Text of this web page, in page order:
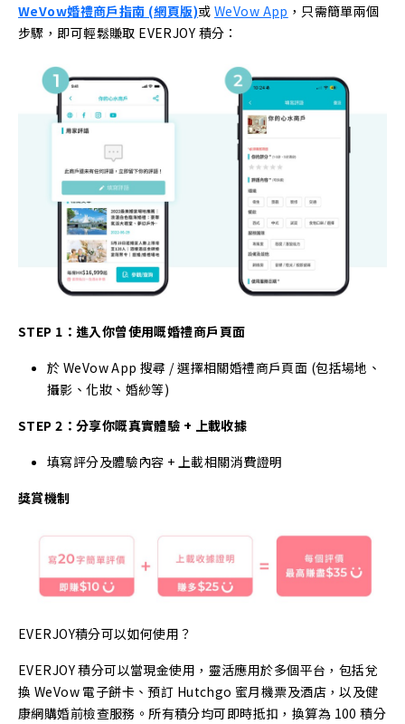
WeVow婚禮商戶指南 (網頁版)或 WeVow App ，只需簡單兩個
步驟，即可輕鬆賺取 EVERJOY 積分：
STEP 1：進入你曾使用嘅婚禮商戶頁面
於 WeVow App 搜尋 / 選擇相關婚禮商戶頁面 (包括場地、
攝影、化妝、婚紗等)
STEP 2：分享你嘅真實體驗 + 上載收據
填寫評分及體驗內容 + 上載相關消費證明
獎賞機制
EVERJOY積分可以如何使用？
EVERJOY 積分可以當現金使用，靈活應用於多個平台，包括兌
換 WeVow 電子餅卡、預訂 Hutchgo 蜜月機票及酒店，以及健
康網購婚前檢查服務。所有積分均可即時抵扣，換算為 100 積分